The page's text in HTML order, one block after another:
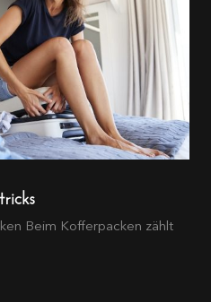
Beim Kofferpacken zählt